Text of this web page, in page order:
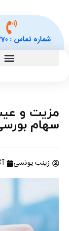
شماره تماس :
مزیت و
سهام
زینب یونسی